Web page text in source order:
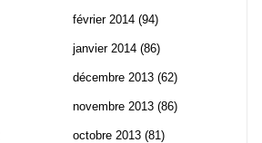
février 2014 (94)
janvier 2014 (86)
décembre 2013 (62)
novembre 2013 (86)
octobre 2013 (81)